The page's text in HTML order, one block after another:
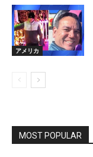
アメリカ
MOST POPULAR